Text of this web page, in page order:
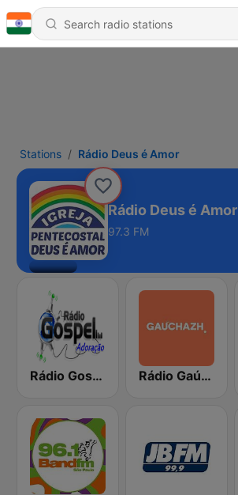
Stations Rádio Deus é Amor
Rádio Deus é Amor
97.3 FM
Rádio Gospel Adoração Rádio Gaúcha ZH